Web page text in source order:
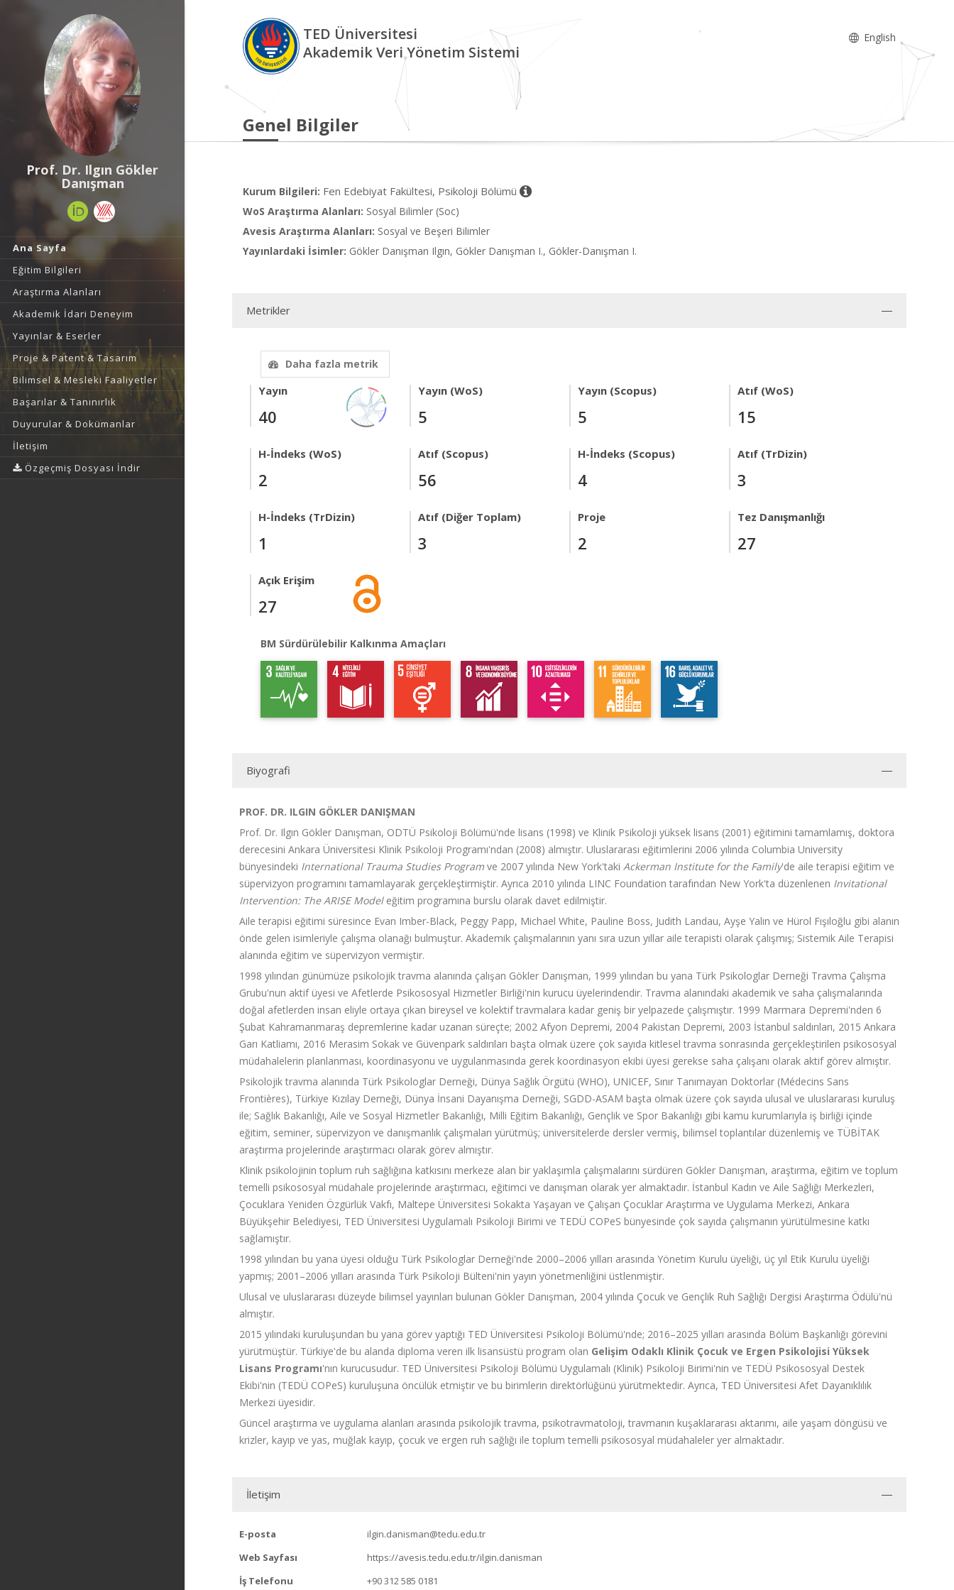
Prof. Dr. Ilgın Gökler
Danışman
Ana Sayfa
Eğitim Bilgileri
Araştırma Alanları
Akademik İdari Deneyim
Yayınlar & Eserler
Proje & Patent & Tasarım
Bilimsel & Mesleki Faaliyetler
Başarılar & Tanınırlık
Duyurular & Dokümanlar
İletişim
Özgeçmiş Dosyası İndir
TED Üniversitesi
Akademik Veri Yönetim Sistemi
English
Genel Bilgiler
Kurum Bilgileri: Fen Edebiyat Fakültesi, Psikoloji Bölümü
WoS Araştırma Alanları: Sosyal Bilimler (Soc)
Avesis Araştırma Alanları: Sosyal ve Beşeri Bilimler
Yayınlardaki İsimler: Gökler Danışman Ilgın, Gökler Danışman I., Gökler-Danışman I.
Metrikler
Daha fazla metrik
Yayın
40
Yayın (WoS)
5
Yayın (Scopus)
5
Atıf (WoS)
15
H-İndeks (WoS)
2
Atıf (Scopus)
56
H-İndeks (Scopus)
4
Atıf (TrDizin)
3
H-İndeks (TrDizin)
1
Atıf (Diğer Toplam)
3
Proje
2
Tez Danışmanlığı
27
Açık Erişim
27
BM Sürdürülebilir Kalkınma Amaçları
Biyografi
PROF. DR. ILGIN GÖKLER DANIŞMAN
Prof. Dr. Ilgın Gökler Danışman, ODTÜ Psikoloji Bölümü'nde lisans (1998) ve Klinik Psikoloji yüksek lisans (2001) eğitimini tamamlamış, doktora
derecesini Ankara Üniversitesi Klinik Psikoloji Programı'ndan (2008) almıştır. Uluslararası eğitimlerini 2006 yılında Columbia University
bünyesindeki International Trauma Studies Program ve 2007 yılında New York'taki Ackerman Institute for the Family'de aile terapisi eğitim ve
süpervizyon programını tamamlayarak gerçekleştirmiştir. Ayrıca 2010 yılında LINC Foundation tarafından New York'ta düzenlenen Invitational
Intervention: The ARISE Modeleğitim programına burslu olarak davet edilmiştir.
Aile terapisi eğitimi süresince Evan Imber-Black, Peggy Papp, Michael White, Pauline Boss, Judith Landau, Ayşe Yalın ve Hürol Fışıloğlu gibi alanın
önde gelen isimleriyle çalışma olanağı bulmuştur. Akademik çalışmalarının yanı sıra uzun yıllar aile terapisti olarak çalışmış; Sistemik Aile Terapisi
alanında eğitim ve süpervizyon vermiştir.
1998 yılından günümüze psikolojik travma alanında çalışan Gökler Danışman, 1999 yılından bu yana Türk Psikologlar Derneği Travma Çalışma
Grubu'nun aktif üyesi ve Afetlerde Psikososyal Hizmetler Birliği'nin kurucu üyelerindendir. Travma alanındaki akademik ve saha çalışmalarında
doğal afetlerden insan eliyle ortaya çıkan bireysel ve kolektif travmalara kadar geniş bir yelpazede çalışmıştır. 1999 Marmara Depremi'nden 6
Şubat Kahramanmaraş depremlerine kadar uzanan süreçte; 2002 Afyon Depremi, 2004 Pakistan Depremi, 2003 İstanbul saldırıları, 2015 Ankara
Garı Katliamı, 2016 Merasim Sokak ve Güvenpark saldırıları başta olmak üzere çok sayıda kitlesel travma sonrasında gerçekleştirilen psikososyal
müdahalelerin planlanması, koordinasyonu ve uygulanmasında gerek koordinasyon ekibi üyesi gerekse saha çalışanı olarak aktif görev almıştır.
Psikolojik travma alanında Türk Psikologlar Derneği, Dünya Sağlık Örgütü (WHO), UNICEF, Sınır Tanımayan Doktorlar (Médecins Sans
Frontières), Türkiye Kızılay Derneği, Dünya İnsani Dayanışma Derneği, SGDD-ASAM başta olmak üzere çok sayıda ulusal ve uluslararası kuruluş
ile; Sağlık Bakanlığı, Aile ve Sosyal Hizmetler Bakanlığı, Milli Eğitim Bakanlığı, Gençlik ve Spor Bakanlığı gibi kamu kurumlarıyla iş birliği içinde
eğitim, seminer, süpervizyon ve danışmanlık çalışmaları yürütmüş; üniversitelerde dersler vermiş, bilimsel toplantılar düzenlemiş ve TÜBİTAK
araştırma projelerinde araştırmacı olarak görev almıştır.
Klinik psikolojinin toplum ruh sağlığına katkısını merkeze alan bir yaklaşımla çalışmalarını sürdüren Gökler Danışman, araştırma, eğitim ve toplum
temelli psikososyal müdahale projelerinde araştırmacı, eğitimci ve danışman olarak yer almaktadır. İstanbul Kadın ve Aile Sağlığı Merkezleri,
Çocuklara Yeniden Özgürlük Vakfı, Maltepe Üniversitesi Sokakta Yaşayan ve Çalışan Çocuklar Araştırma ve Uygulama Merkezi, Ankara
Büyükşehir Belediyesi, TED Üniversitesi Uygulamalı Psikoloji Birimi ve TEDÜ COPeS bünyesinde çok sayıda çalışmanın yürütülmesine katkı
sağlamıştır.
1998 yılından bu yana üyesi olduğu Türk Psikologlar Derneği'nde 2000–2006 yılları arasında Yönetim Kurulu üyeliği, üç yıl Etik Kurulu üyeliği
yapmış; 2001–2006 yılları arasında Türk Psikoloji Bülteni'nin yayın yönetmenliğini üstlenmiştir.
Ulusal ve uluslararası düzeyde bilimsel yayınları bulunan Gökler Danışman, 2004 yılında Çocuk ve Gençlik Ruh Sağlığı Dergisi Araştırma Ödülü'nü
almıştır.
2015 yılındaki kuruluşundan bu yana görev yaptığı TED Üniversitesi Psikoloji Bölümü'nde; 2016–2025 yılları arasında Bölüm Başkanlığı görevini
yürütmüştür. Türkiye'de bu alanda diploma veren ilk lisansüstü program olan Gelişim Odaklı Klinik Çocuk ve Ergen Psikolojisi Yüksek
Lisans Programı'nın kurucusudur. TED Üniversitesi Psikoloji Bölümü Uygulamalı (Klinik) Psikoloji Birimi'nin ve TEDÜ Psikososyal Destek
Ekibi'nin (TEDÜ COPeS) kuruluşuna öncülük etmiştir ve bu birimlerin direktörlüğünü yürütmektedir. Ayrıca, TED Üniversitesi Afet Dayanıklılık
Merkezi üyesidir.
Güncel araştırma ve uygulama alanları arasında psikolojik travma, psikotravmatoloji, travmanın kuşaklararası aktarımı, aile yaşam döngüsü ve
krizler, kayıp ve yas, muğlak kayıp, çocuk ve ergen ruh sağlığı ile toplum temelli psikososyal müdahaleler yer almaktadır.
İletişim
E-posta
ilgin.danisman@tedu.edu.tr
Web Sayfası
https://avesis.tedu.edu.tr/ilgin.danisman
İş Telefonu
+90 312 585 0181